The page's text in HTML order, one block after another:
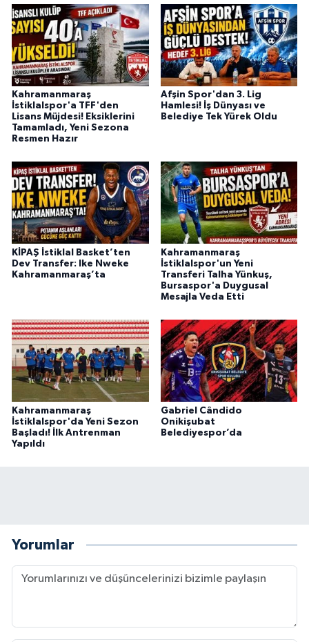
Kahramanmaraş
İstiklalspor'a TFF'den
Lisans Müjdesi! Eksiklerini
Tamamladı, Yeni Sezona
Resmen Hazır
Afşin Spor'dan 3. Lig
Hamlesi! İş Dünyası ve
Belediye Tek Yürek Oldu
KİPAŞ İstiklal Basket’ten
Dev Transfer: Ike Nweke
Kahramanmaraş’ta
Kahramanmaraş
İstiklalspor'un Yeni
Transferi Talha Yünkuş,
Bursaspor'a Duygusal
Mesajla Veda Etti
Kahramanmaraş
İstiklalspor'da Yeni Sezon
Başladı! İlk Antrenman
Yapıldı
Gabriel Cândido
Onikişubat
Belediyespor’da
Yorumlar
BİLİM TEKNOLOJİ
ASAYİŞ
SEÇİM 2015
ÇEVRE
BİLİM VE TEKNOLOJİ
YARIŞMALAR
TANITIM
HABERDE İNSAN